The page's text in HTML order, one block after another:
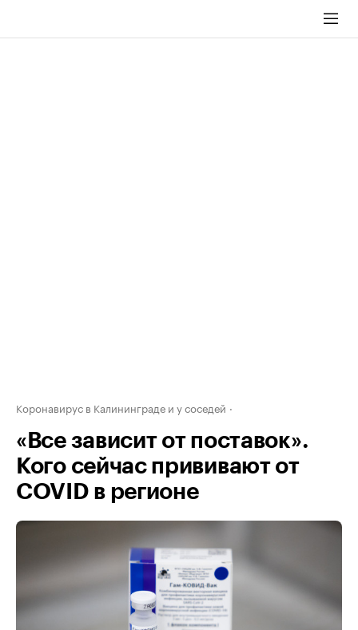
Коронавирус в Калининграде и у соседей
«Все зависит от поставок».
Кого сейчас прививают от
COVID в регионе